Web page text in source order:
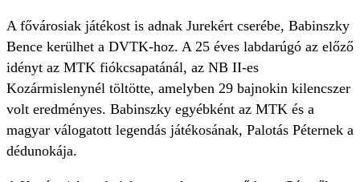
A fővárosiak játékost is adnak Jurekért cserébe, Babinszky
Bence kerülhet a DVTK-hoz. A 25 éves labdarúgó az előző
idényt az MTK fiókcsapatánál, az NB II-es
Kozármislenynél töltötte, amelyben 29 bajnokin kilencszer
volt eredményes. Babinszky egyébként az MTK és a
magyar válogatott legendás játékosának, Palotás Péternek a
dédunokája.